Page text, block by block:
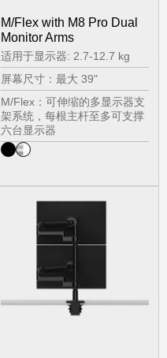
M/Flex with M8 Pro Dual
Monitor Arms
适用于显示器: 2.7-12.7 kg
屏幕尺寸：最大 39"
M/Flex：可伸缩的多显示器支
架系统，每根主杆至多可支撑
六台显示器